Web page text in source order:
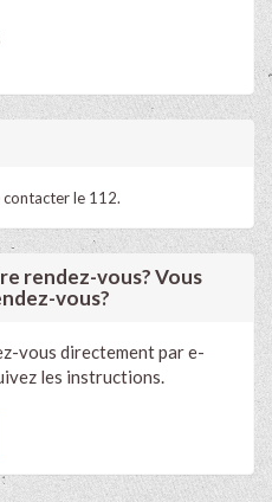
contacter le 112.
rendez-vous? Vous
vous?
vous directement par e-
les instructions.